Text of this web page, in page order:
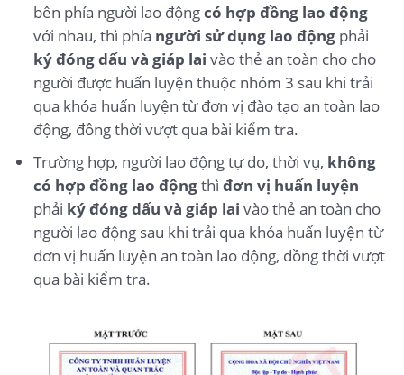
bên phía người lao độngcó hợp đồng lao động
với nhau, thì phía người sử dụng lao độngphải
ký đóng dấu và giáp lai vào thẻ an toàn cho cho
người được huấn luyện thuộc nhóm 3 sau khi trải
qua khóa huấn luyện từ đơn vị đào tạo an toàn lao
động, đồng thời vượt qua bài kiểm tra.
Trường hợp, người lao động tự do, thời vụ, không
có hợp đồng lao độngthì đơn vị huấn luyện
phải ký đóng dấu và giáp lai vào thẻ an toàn cho
người lao động sau khi trải qua khóa huấn luyện từ
đơn vị huấn luyện an toàn lao động, đồng thời vượt
qua bài kiểm tra.